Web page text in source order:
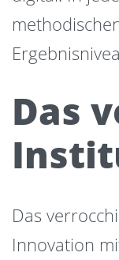
Das
Das
Innovation